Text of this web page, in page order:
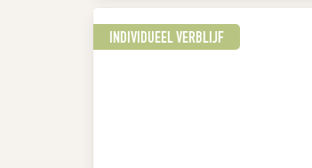
INDIVIDUEEL VERBLIJF